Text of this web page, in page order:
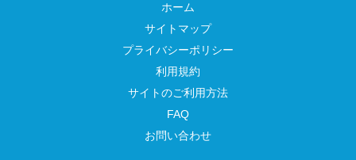
ホーム
サイトマップ
プライバシーポリシー
利用規約
サイトのご利用方法
FAQ
お問い合わせ